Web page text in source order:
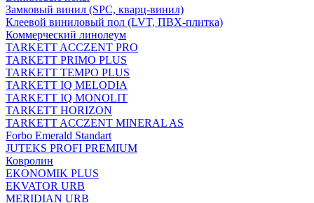
Замковый винил (SPC, кварц-винил)
Клеевой виниловый пол (LVT, ПВХ-плитка)
Коммерческий линолеум
TARKETT ACCZENT PRO
TARKETT PRIMO PLUS
TARKETT TEMPO PLUS
TARKETT IQ MELODIA
TARKETT IQ MONOLIT
TARKETT HORIZON
TARKETT ACCZENT MINERAL AS
Forbo Emerald Standart
JUTEKS PROFI PREMIUM
Ковролин
EKONOMIK PLUS
EKVATOR URB
MERIDIAN URB